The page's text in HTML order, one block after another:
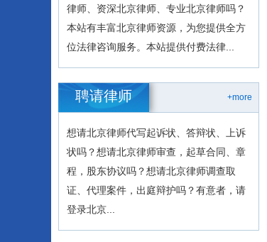
律师、资深北京律师、专业北京律师吗？
本站有丰富北京律师资源，为您提供全方
位法律咨询服务。本站提供付费法律...
+more
聘请律师
想请北京律师代写起诉状、答辩状、上诉
状吗？想请北京律师审查，起草合同、章
程，股东协议吗？想请北京律师调查取
证、代理案件，出庭辩护吗？有意者，请
登录北京...